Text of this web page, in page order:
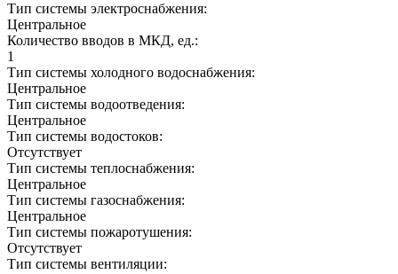
Тип системы электроснабжения:
Центральное
Количество вводов в МКД, ед.:
1
Тип системы холодного водоснабжения:
Центральное
Тип системы водоотведения:
Центральное
Тип системы водостоков:
Отсутствует
Тип системы теплоснабжения:
Центральное
Тип системы газоснабжения:
Центральное
Тип системы пожаротушения:
Отсутствует
Тип системы вентиляции: